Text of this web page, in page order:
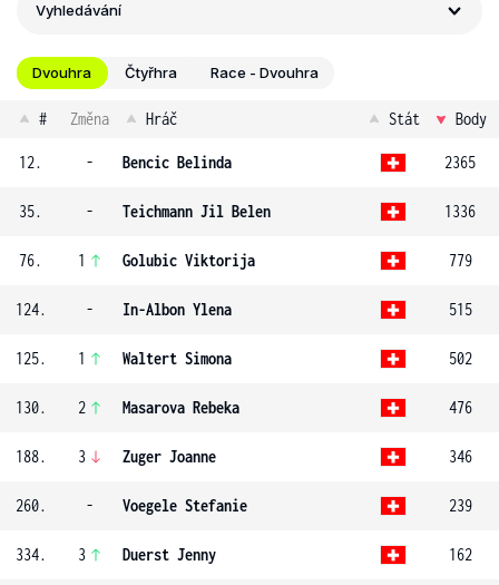
Vyhledávání
Dvouhra Čtyřhra Race - Dvouhra
# Změna Hráč Stát Body
12. - Bencic Belinda 2365
35. - Teichmann Jil Belen 1336
76. 1 Golubic Viktorija 779
124. - In-Albon Ylena 515
125. 1 Waltert Simona 502
130. 2 Masarova Rebeka 476
188. 3 Zuger Joanne 346
260. - Voegele Stefanie 239
334. 3 Duerst Jenny 162